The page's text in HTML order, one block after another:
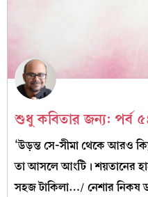
শুধু কবিতার জন্য: পর্ব
‘উড়ন্ত সে-সীমা থেকে আরও
তা আসলে আংটি। শয়তানের
সহজ টাকিলা…/ নেশার নিকষ